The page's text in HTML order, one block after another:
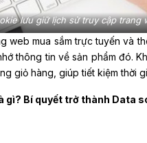
lưu giữ lịch sử truy cập trang
web mua sắm trực tuyến và
thông tin về sản phẩm đó.
giỏ hàng, giúp tiết kiệm thời
gì? Bí quyết trở thành Data